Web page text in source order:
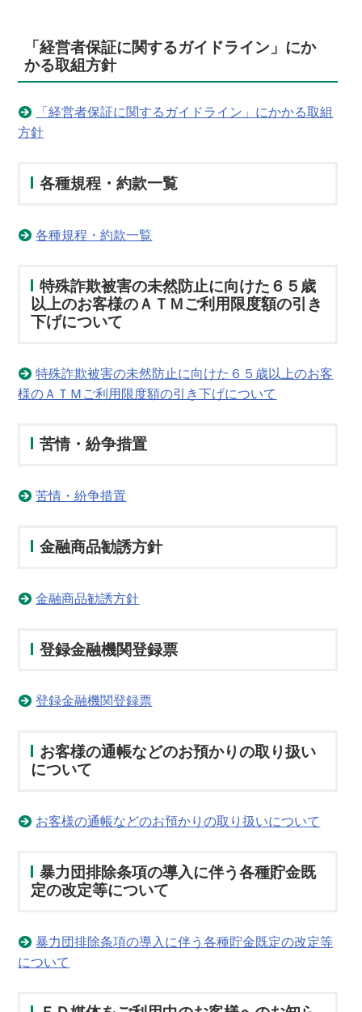
「経営者保証に関するガイドライン」にか
かる取組方針
「経営者保証に関するガイドライン」にかかる取組
方針
各種規程・約款一覧
各種規程・約款一覧
特殊詐欺被害の未然防止に向けた６５歳
以上のお客様のＡＴＭご利用限度額の引き
下げについて
特殊詐欺被害の未然防止に向けた６５歳以上のお客
様のＡＴＭご利用限度額の引き下げについて
苦情・紛争措置
苦情・紛争措置
金融商品勧誘方針
金融商品勧誘方針
登録金融機関登録票
登録金融機関登録票
お客様の通帳などのお預かりの取り扱い
について
お客様の通帳などのお預かりの取り扱いについて
暴力団排除条項の導入に伴う各種貯金既
定の改定等について
暴力団排除条項の導入に伴う各種貯金既定の改定等
について